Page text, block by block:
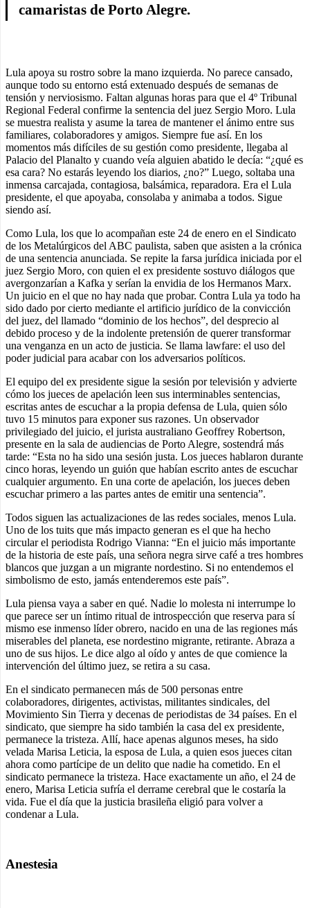
camaristas de Porto Alegre.
Lula apoya su rostro sobre la mano izquierda. No parece cansado,
aunque todo su entorno está extenuado después de semanas de
tensión y nerviosismo. Faltan algunas horas para que el 4º Tribunal
Regional Federal confirme la sentencia del juez Sergio Moro. Lula
se muestra realista y asume la tarea de mantener el ánimo entre sus
familiares, colaboradores y amigos. Siempre fue así. En los
momentos más difíciles de su gestión como presidente, llegaba al
Palacio del Planalto y cuando veía alguien abatido le decía: “¿qué es
esa cara? No estarás leyendo los diarios, ¿no?” Luego, soltaba una
inmensa carcajada, contagiosa, balsámica, reparadora. Era el Lula
presidente, el que apoyaba, consolaba y animaba a todos. Sigue
siendo así.
Como Lula, los que lo acompañan este 24 de enero en el Sindicato
de los Metalúrgicos del ABC paulista, saben que asisten a la crónica
de una sentencia anunciada. Se repite la farsa jurídica iniciada por el
juez Sergio Moro, con quien el ex presidente sostuvo diálogos que
avergonzarían a Kafka y serían la envidia de los Hermanos Marx.
Un juicio en el que no hay nada que probar. Contra Lula ya todo ha
sido dado por cierto mediante el artificio jurídico de la convicción
del juez, del llamado “dominio de los hechos”, del desprecio al
debido proceso y de la indolente pretensión de querer transformar
una venganza en un acto de justicia. Se llama lawfare: el uso del
poder judicial para acabar con los adversarios políticos.
El equipo del ex presidente sigue la sesión por televisión y advierte
cómo los jueces de apelación leen sus interminables sentencias,
escritas antes de escuchar a la propia defensa de Lula, quien sólo
tuvo 15 minutos para exponer sus razones. Un observador
privilegiado del juicio, el jurista australiano Geoffrey Robertson,
presente en la sala de audiencias de Porto Alegre, sostendrá más
tarde: “Esta no ha sido una sesión justa. Los jueces hablaron durante
cinco horas, leyendo un guión que habían escrito antes de escuchar
cualquier argumento. En una corte de apelación, los jueces deben
escuchar primero a las partes antes de emitir una sentencia”.
Todos siguen las actualizaciones de las redes sociales, menos Lula.
Uno de los tuits que más impacto generan es el que ha hecho
circular el periodista Rodrigo Vianna: “En el juicio más importante
de la historia de este país, una señora negra sirve café a tres hombres
blancos que juzgan a un migrante nordestino. Si no entendemos el
simbolismo de esto, jamás entenderemos este país”.
Lula piensa vaya a saber en qué. Nadie lo molesta ni interrumpe lo
que parece ser un íntimo ritual de introspección que reserva para sí
mismo ese inmenso líder obrero, nacido en una de las regiones más
miserables del planeta, ese nordestino migrante, retirante. Abraza a
uno de sus hijos. Le dice algo al oído y antes de que comience la
intervención del último juez, se retira a su casa.
En el sindicato permanecen más de 500 personas entre
colaboradores, dirigentes, activistas, militantes sindicales, del
Movimiento Sin Tierra y decenas de periodistas de 34 países. En el
sindicato, que siempre ha sido también la casa del ex presidente,
permanece la tristeza. Allí, hace apenas algunos meses, ha sido
velada Marisa Leticia, la esposa de Lula, a quien esos jueces citan
ahora como partícipe de un delito que nadie ha cometido. En el
sindicato permanece la tristeza. Hace exactamente un año, el 24 de
enero, Marisa Leticia sufría el derrame cerebral que le costaría la
vida. Fue el día que la justicia brasileña eligió para volver a
condenar a Lula.
Anestesia